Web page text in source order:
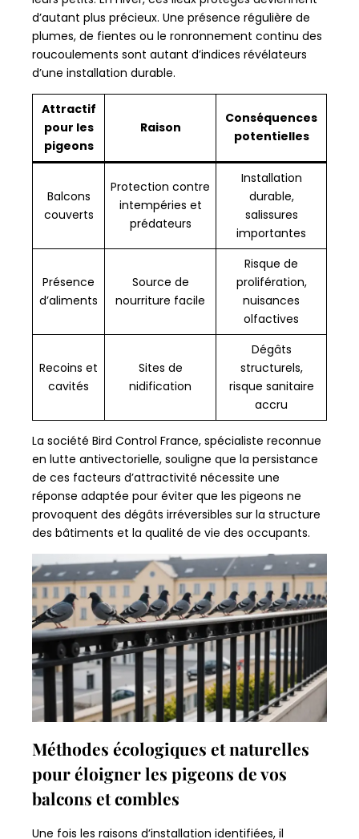
d’autant plus précieux. Une présence régulière de
plumes, de fientes ou le ronronnement continu des
roucoulements sont autant d’indices révélateurs
d’une installation durable.
Attractif
pour les
pigeons
Raison
Conséquences
potentielles
Balcons
couverts
Protection contre
intempéries et
prédateurs
Installation
durable,
salissures
importantes
Présence
d’aliments
Source de
nourriture facile
Risque de
prolifération,
nuisances
olfactives
Recoins et
cavités
Sites de
nidification
Dégâts
structurels,
risque sanitaire
accru
La société Bird Control France, spécialiste reconnue
en lutte antivectorielle, souligne que la persistance
de ces facteurs d’attractivité nécessite une
réponse adaptée pour éviter que les pigeons ne
provoquent des dégâts irréversibles sur la structure
des bâtiments et la qualité de vie des occupants.
Méthodes écologiques et naturelles
pour éloigner les pigeons de vos
balcons et combles
Une fois les raisons d’installation identifiées, il